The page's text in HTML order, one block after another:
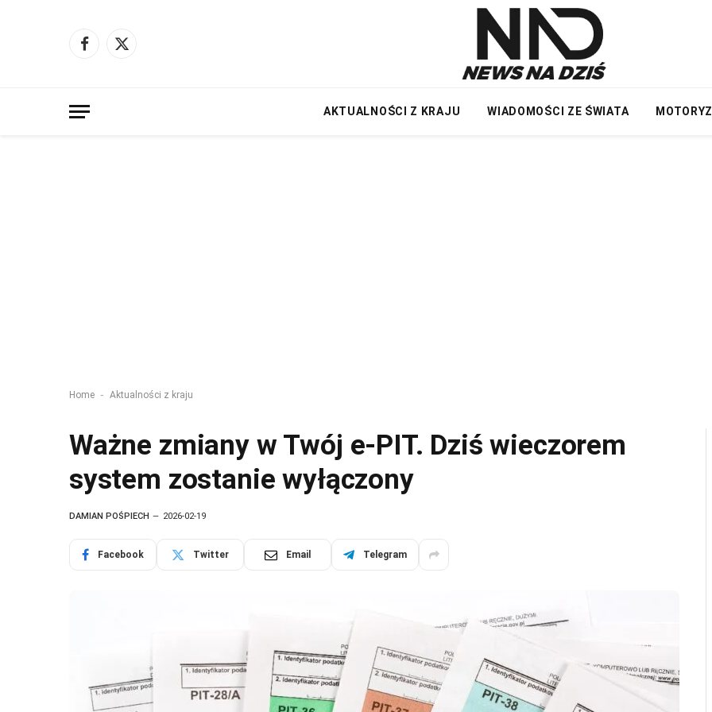
Facebook
X
AKTUALNOŚCI Z KRAJU WIADOMOŚCI ZE ŚWIATA
Home - Aktualności z kraju
Ważne zmiany w Twój e-PIT. Dziś wieczorem
system zostanie wyłączony
DAMIAN POŚPIECH 2026-02-19
Facebook Twitter Email Telegram